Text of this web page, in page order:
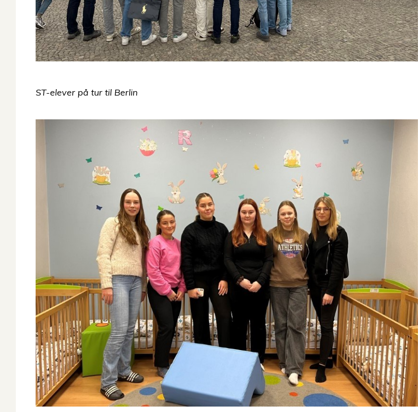
ST-elever på tur til Berlin